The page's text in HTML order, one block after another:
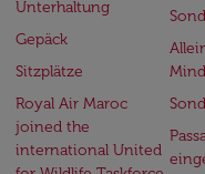
Unterhaltung
Gepäck
Sitzplätze
Royal Air Maroc
joined the
international United